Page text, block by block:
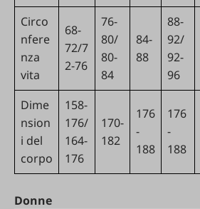
Circo
nfere
nza
vita
68-
72/7
2-76
76-
80/
80-
84
84-
88
88-
92/
92-
96
Dime
nsion
i del
corpo
158-
176/
164-
176
170-
182
176
-
188
176
-
188
Donne